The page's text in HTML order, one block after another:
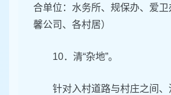
合单位：水务所、规保办、爱
馨公司、各村居）
10．清“杂地”。
针对入村道路与村庄之间、